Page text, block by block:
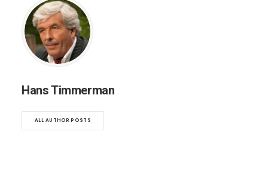
Hans Timmerman
ALL AUTHOR POSTS